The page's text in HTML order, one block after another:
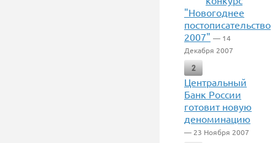
"Новогоднее
постописательство
2007" — 14
Декабря 2007
2
Центральный
Банк России
готовит новую
деноминацию
— 23 Ноября 2007